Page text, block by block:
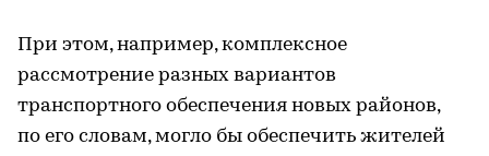
При этом, например, комплексное
рассмотрение разных вариантов
транспортного обеспечения новых районов,
по его словам, могло бы обеспечить жителей